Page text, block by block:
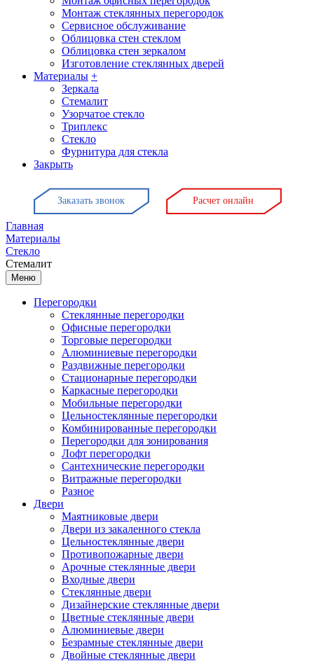
Монтаж стеклянных перегородок
Сервисное обслуживание
Облицовка стен стеклом
Облицовка стен зеркалом
Изготовление стеклянных дверей
Материалы +
Зеркала
Стемалит
Узорчатое стекло
Триплекс
Стекло
Фурнитура для стекла
Закрыть
Заказать звонок Расчет онлайн
Главная
Материалы
Стекло
Стемалит
Меню
Перегородки
Стеклянные перегородки
Офисные перегородки
Торговые перегородки
Алюминиевые перегородки
Раздвижные перегородки
Стационарные перегородки
Каркасные перегородки
Мобильные перегородки
Цельностеклянные перегородки
Комбинированные перегородки
Перегородки для зонирования
Лофт перегородки
Сантехнические перегородки
Витражные перегородки
Разное
Двери
Маятниковые двери
Двери из закаленного стекла
Цельностеклянные двери
Противопожарные двери
Арочные стеклянные двери
Входные двери
Стеклянные двери
Дизайнерские стеклянные двери
Цветные стеклянные двери
Алюминиевые двери
Безрамные стеклянные двери
Двойные стеклянные двери